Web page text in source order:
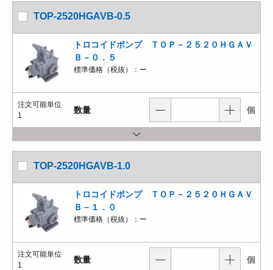
TOP-2520HGAVB-0.5
トロコイドポンプ ＴＯＰ－２５２０ＨＧＡＶ
Ｂ－０．５
標準価格（税抜）： ー
注文可能単位
1
数量 個
TOP-2520HGAVB-1.0
トロコイドポンプ ＴＯＰ－２５２０ＨＧＡＶ
Ｂ－１．０
標準価格（税抜）： ー
注文可能単位
1
数量 個